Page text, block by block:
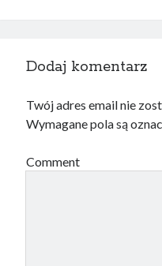
Dodaj komentarz
Twój adres email nie
Wymagane pola są
Comment